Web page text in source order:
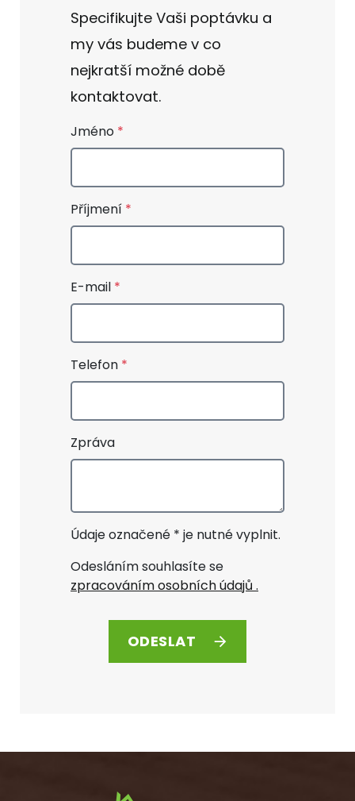
Specifikujte Vaši poptávku a
my vás budeme v co
nejkratší možné době
kontaktovat.
Jméno
Příjmení
E-mail
Telefon
Zpráva
Údaje označené * je nutné vyplnit.
Odesláním souhlasíte se
zpracováním osobních údajů .
ODESLAT